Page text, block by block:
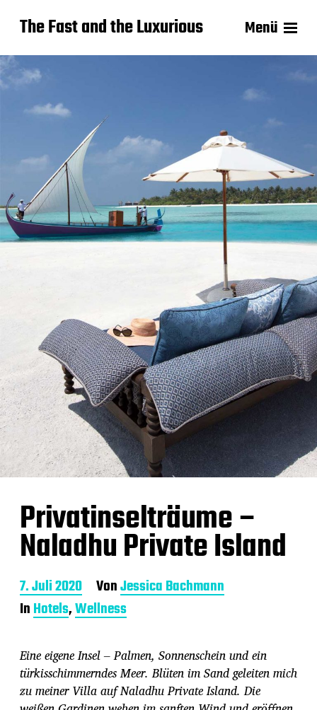
The Fast and the Luxurious Menü
Privatinselträume –
Naladhu Private Island
B
e
i
a
g
s
d
7. Juli 2020 VonJessica Bachmann
InHotels,Wellness
Eine eigene Insel – Palmen, Sonnenschein und ein
türkisschimmerndes Meer. Blüten im Sand geleiten mich
zu meiner Villa auf Naladhu Private Island. Die